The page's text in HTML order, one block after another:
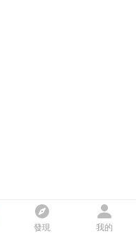
發現 我的